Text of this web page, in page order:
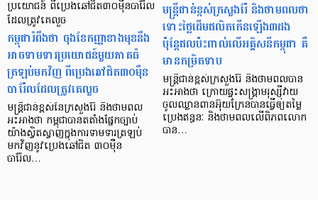
ប្រយោជន៍ ពីប្រេងឆៅជិត៣០ម៉ឺនបារ៉ែល
ដែលត្រូវគេលួច
កម្ពុជារំពឹងថា ចុងខែកញ្ញាខាងមុខនឹង
អាចទាមទារប្រយោជន៍មួយភាគធំ
ត្រឡប់មកវិញ ពីប្រេងឆៅជិត៣០ម៉ឺន
បារ៉ែលដែលត្រូវគេលួច
មន្រ្តីជាន់ខ្ពស់នៃក្រសួងរ៉ែ និងថាមពល
អះអាងថា កម្ពុជាបានតតាំងផ្នែកច្បាប់
យ៉ាងស្វិតស្វាញក្នុងការទាមទារត្រឡប់
មកវិញនូវប្រេងឆៅជិត ៣០ម៉ឺន
បារ៉ែល…
មន្ត្រីជាន់ខ្ពស់ក្រសួងរ៉ែ និងថាមពលថា
ទោះថ្លៃដើមផលិតកើនឡើង៣ដង
ប៉ុន្ដែផលប៉ះពាល់លើអគ្គិសនីកម្ពុជា គឺ
មានកម្រិតទាប
មន្ត្រីជាន់ខ្ពស់ក្រសួងរ៉ែ និងថាមពលបាន
អះអាងថា ក្រោយផ្ទុះសង្គ្រាមរុស្ស៊ីវាយ
ចូលឈ្លានពានអ៊ុយក្រែនបានធ្វើឲ្យតម្លៃ
ប្រេងឥន្ធនៈ និងថាមពលលើពិភពលោក
បាន…